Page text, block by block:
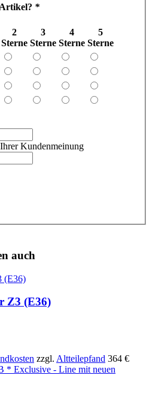
*
2
Sterne
3
Sterne
4
Sterne
5
Sterne
Kundenmeinung
auch
Z3 (E36)
zzgl. Altteilepfand 364 €